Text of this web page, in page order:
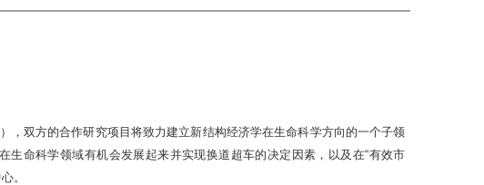
，双方的合作研究项目将致力建立新结构经济学在生命科学方向的一个子领
命科学领域有机会发展起来并实现换道超车的决定因素，以及在“有效市
。